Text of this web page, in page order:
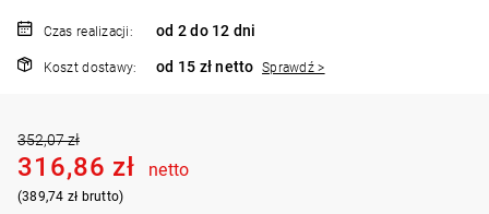
Czas realizacji: od 2 do 12 dni
Koszt dostawy: od 15 zł netto Sprawdź >
352,07 zł
316,86 zł netto
(389,74 zł brutto)